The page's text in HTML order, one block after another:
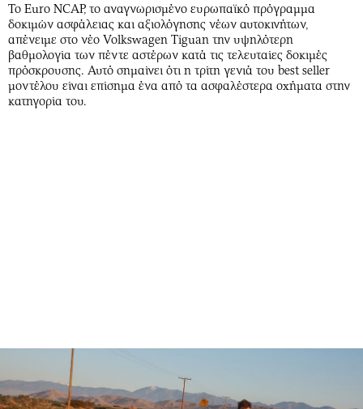
Το Euro NCAP, το αναγνωρισμένο ευρωπαϊκό πρόγραμμα
δοκιμών ασφάλειας και αξιολόγησης νέων αυτοκινήτων,
απένειμε στο νέο Volkswagen Tiguan την υψηλότερη
βαθμολογία των πέντε αστέρων κατά τις τελευταίες δοκιμές
πρόσκρουσης. Αυτό σημαίνει ότι η τρίτη γενιά του best seller
μοντέλου είναι επίσημα ένα από τα ασφαλέστερα οχήματα στην
κατηγορία του.